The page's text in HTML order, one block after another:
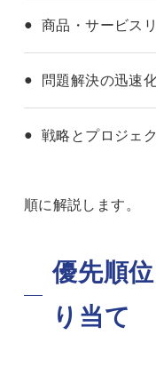
商品・サービス
問題解決の迅速
戦略とプロジェ
順に解説します。
優先順
り当て